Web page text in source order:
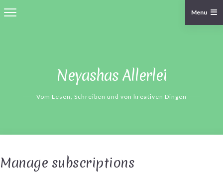
Neyashas Allerlei
Vom Lesen, Schreiben und von kreativen Dingen
Menu
Manage subscriptions